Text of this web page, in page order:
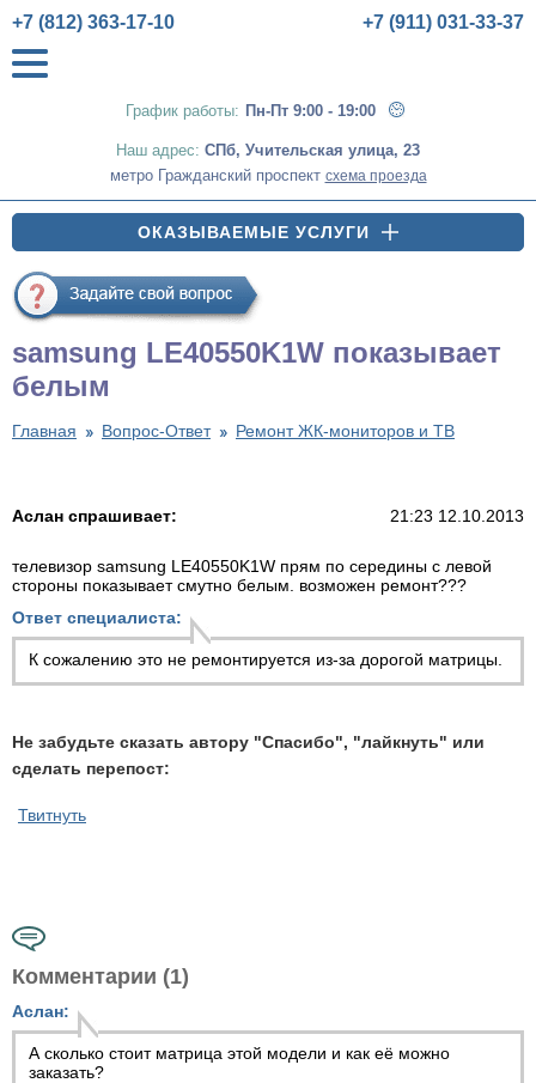
График работы: Пн-Пт 9:00 - 19:00
+7 (812) 363-17-10 +7 (911) 031-33-37
Наш адрес: СПб, Учительская улица, 23
метро Гражданский проспект схема проезда
ОКАЗЫВАЕМЫЕ УСЛУГИ
samsung LE40550K1W показывает
белым
Главная Вопрос-Ответ Ремонт ЖК-мониторов и ТВ
Аслан спрашивает: 21:23 12.10.2013
телевизор samsung LE40550K1W прям по середины с левой
стороны показывает смутно белым. возможен ремонт???
Ответ специалиста:
К сожалению это не ремонтируется из-за дорогой матрицы.
Не забудьте сказать автору "Спасибо", "лайкнуть" или
сделать перепост:
Твитнуть
Комментарии (1)
Аслан:
А сколько стоит матрица этой модели и как её можно
заказать?